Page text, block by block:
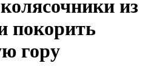
из
покорить
гору